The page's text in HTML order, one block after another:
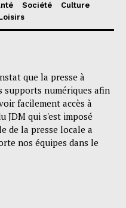
Société
Culture
que la presse à
supports numériques afin
facilement accès à
JDM qui s'est imposé
de la presse locale a
nos équipes dans le